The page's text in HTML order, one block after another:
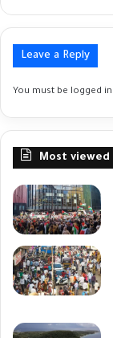
Leave a Reply
You must be logged in
Most viewed